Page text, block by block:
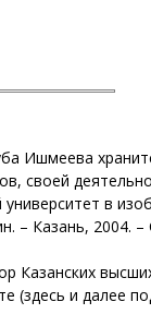
Ишмеева
своей
в
– Казань, 2004. –
Казанских
(здесь и далее